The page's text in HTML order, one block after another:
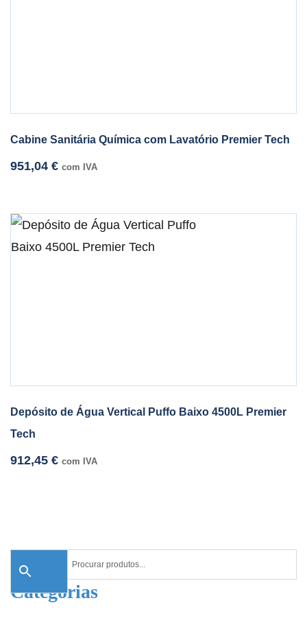
Cabine Sanitária Química com Lavatório Premier Tech
951,04 € com IVA
Depósito de Água Vertical Puffo Baixo 4500L Premier
Tech
912,45 € com IVA
Categorias